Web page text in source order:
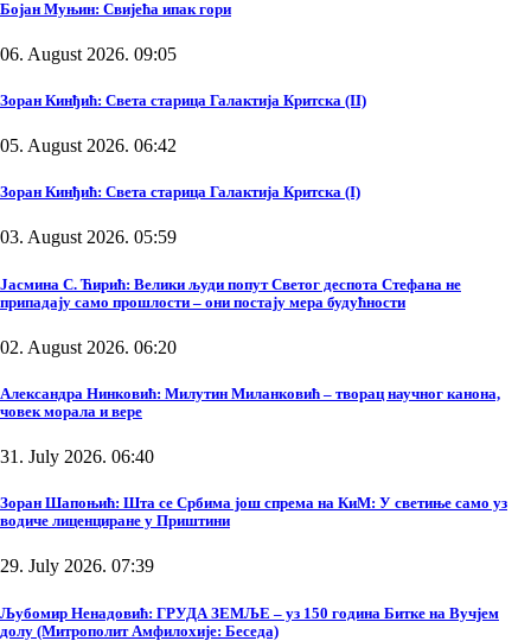
Бојан Муњин: Свијећа ипак гори
06. August 2026. 09:05
Зоран Кинђић: Света старица Галактија Критска (II)
05. August 2026. 06:42
Зоран Кинђић: Света старица Галактија Критска (I)
03. August 2026. 05:59
Јасмина С. Ћирић: Велики људи попут Светог деспота Стефана не
припадају само прошлости – они постају мера будућности
02. August 2026. 06:20
Александра Нинковић: Милутин Миланковић – творац научног канона,
човек морала и вере
31. July 2026. 06:40
Зоран Шапоњић: Шта се Србима још спрема на КиМ: У светиње само уз
водиче лиценциране у Приштини
29. July 2026. 07:39
Љубомир Ненадовић: ГРУДА ЗЕМЉЕ – уз 150 година Битке на Вучјем
долу (Митрополит Амфилохије: Беседа)